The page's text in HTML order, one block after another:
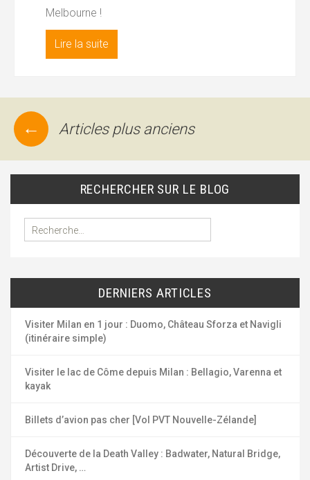
Melbourne !
Lire la suite
Navigation
des
← Articles plus anciens
RECHERCHER SUR LE BLOG
e
e
c
h
e
:
DERNIERS ARTICLES
Visiter Milan en 1 jour : Duomo, Château Sforza et Navigli
(itinéraire simple)
Visiter le lac de Côme depuis Milan : Bellagio, Varenna et
kayak
Billets d’avion pas cher [Vol PVT Nouvelle-Zélande]
Découverte de la Death Valley : Badwater, Natural Bridge,
Artist Drive, …